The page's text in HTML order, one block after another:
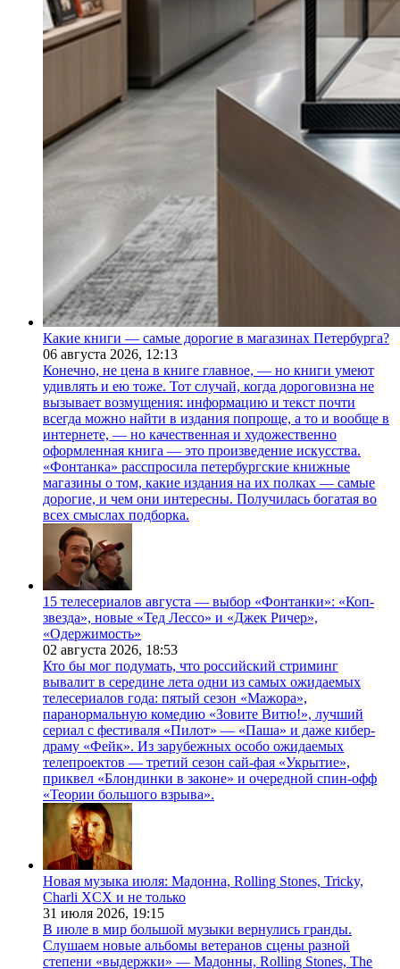
Какие книги — самые дорогие в магазинах Петербурга?
06 августа 2026, 12:13
Конечно, не цена в книге главное, — но книги умеют
удивлять и ею тоже. Тот случай, когда дороговизна не
вызывает возмущения: информацию и текст почти
всегда можно найти в издания попроще, а то и вообще в
интернете, — но качественная и художественно
оформленная книга — это произведение искусства.
«Фонтанка» расспросила петербургские книжные
магазины о том, какие издания на их полках — самые
дорогие, и чем они интересны. Получилась богатая во
всех смыслах подборка.
15 телесериалов августа — выбор «Фонтанки»: «Коп-
звезда», новые «Тед Лессо» и «Джек Ричер»,
«Одержимость»
02 августа 2026, 18:53
Кто бы мог подумать, что российский стриминг
вывалит в середине лета одни из самых ожидаемых
телесериалов года: пятый сезон «Мажора»,
паранормальную комедию «Зовите Витю!», лучший
сериал с фестиваля «Пилот» — «Паша» и даже кибер-
драму «Фейк». Из зарубежных особо ожидаемых
телепроектов — третий сезон сай-фая «Укрытие»,
приквел «Блондинки в законе» и очередной спин-офф
«Теории большого взрыва».
Новая музыка июля: Мадонна, Rolling Stones, Tricky,
Charli XCX и не только
31 июля 2026, 19:15
В июле в мир большой музыки вернулись гранды.
Слушаем новые альбомы ветеранов сцены разной
степени «выдержки» — Мадонны, Rolling Stones, The